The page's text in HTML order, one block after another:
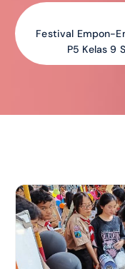
Festival Empon-
P5 Kelas 9